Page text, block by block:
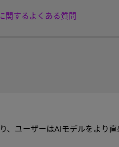
関するよくある質問
、ユーザーはAIモデルをより